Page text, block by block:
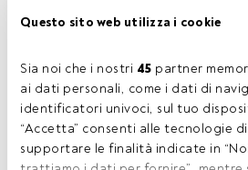
Questo sito web utilizza i cookie
Sia noi che i nostri 45 partner
ai dati personali, come i dati di
identificatori univoci, sul tuo
“Accetta” consenti alle tecnologie
supportare le finalità indicate in
Immagine concessa